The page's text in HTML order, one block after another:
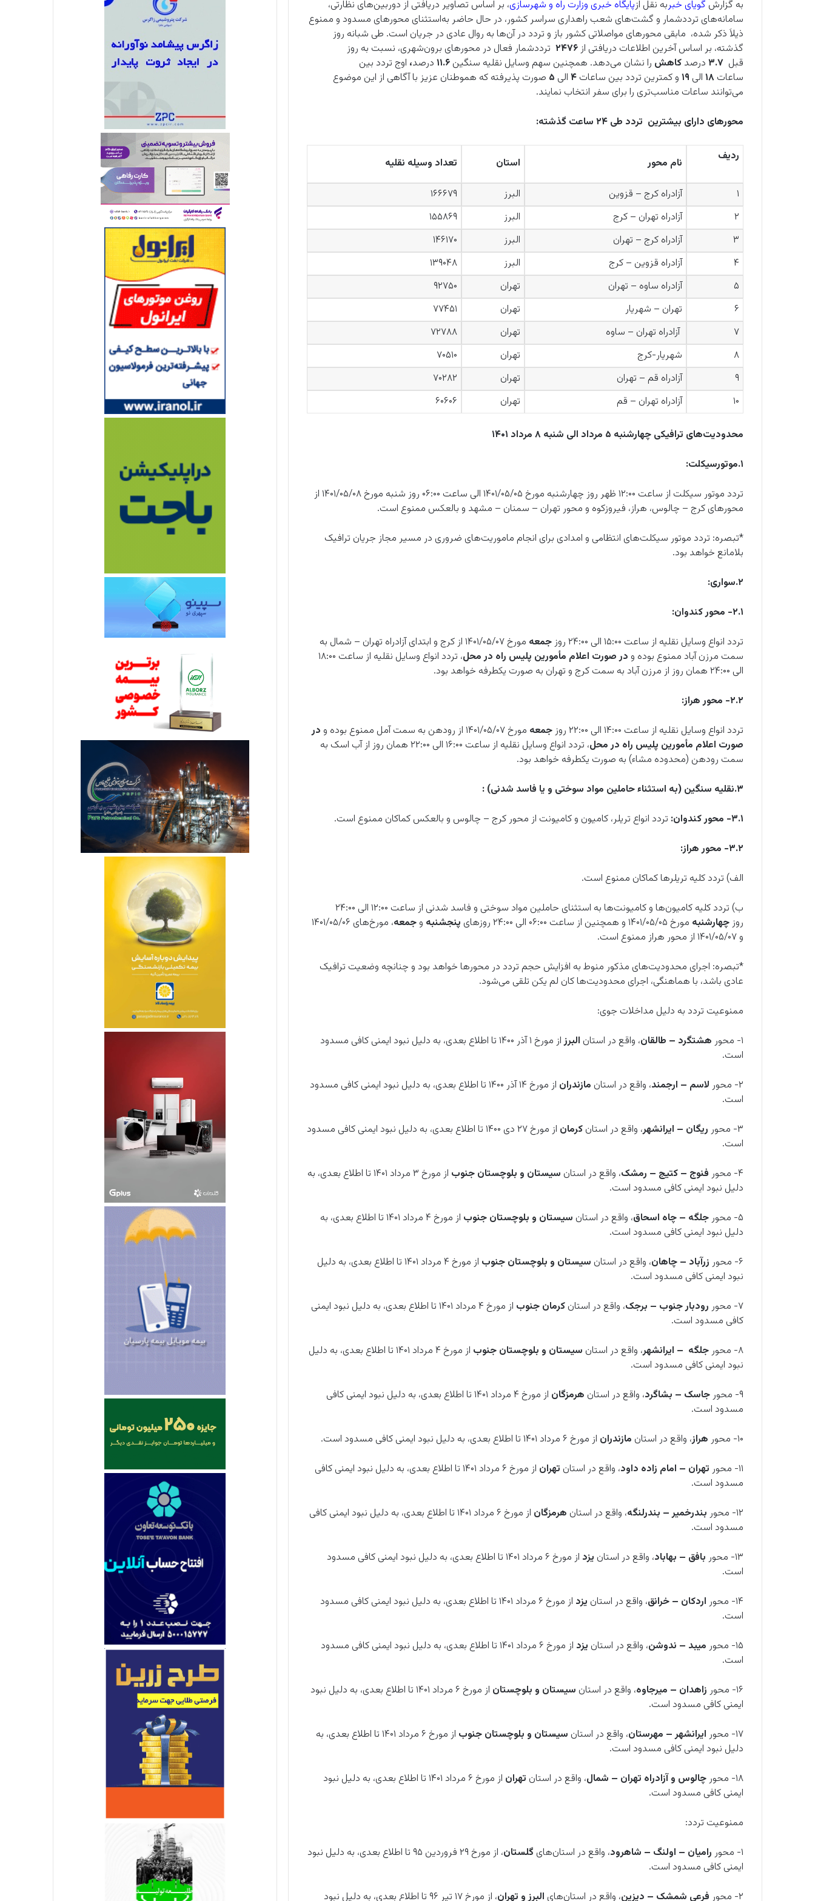
به گزارش گویای خبربه نقل ازپایگاه خبری وزارت راه و شهرسازی، بر اساس تصاویر دریافتی از دوربین‌های نظارتی،
سامانه‌های ترددشمار و گشت‌های شعب راهداری سراسر کشور، در حال حاضر به‌استثنای محورهای مسدود و ممنوع
ذیلاَ ذکر شده، ‌ مابقی محورهای مواصلاتی کشور باز و تردد در آن‌ها به روال عادی در جریان است. طی شبانه ‌روز
گذشته، بر اساس آخرین اطلاعات دریافتی از۲۴۷۶ ترددشمار فعال در محورهای برون‌شهری، نسبت به روز
قبل
درصد کاهش را نشان می‌دهد. همچنین سهم وسایل نقلیه سنگین درصد، اوج تردد بین
ساعات۱۸ الی ۱۹ و کمترین تردد بین ساعات۴ الی ۵ صورت پذیرفته که هموطنان عزیز با آگاهی از این موضوع
می‌توانند ساعات مناسب‌تری را برای سفر انتخاب نمایند.
محورهای دارای بیشترین تردد طی ۲۴ ساعت گذشته:
ردیف نام محور استان تعداد وسیله نقلیه
۱ آزادراه کرج – قزوین البرز
۱۶۶۶۷۹
۲
آزادراه تهران – کرج البرز
۱۵۵۸۶۹
۳
آزادراه کرج – تهران البرز
۱۴۶۱۷۰
۴
آزادراه قزوین – کرج البرز
۱۳۹۰۴۸
۵
آزادراه ساوه – تهران تهران
۹۲۷۵۰
۶
تهران – شهریار تهران
۷۷۴۵۱
۷
آزادراه تهران – ساوه تهران
۷۲۷۸۸
۸
شهریار-کرج تهران
۷۰۵۱۰
۹
آزادراه قم – تهران تهران
۷۰۲۸۲
۱۰
آزادراه تهران – قم تهران ۶۰۶۰۶
محدودیت‌های ترافیکی چهارشنبه ۵ مرداد الی شنبه ۸ مرداد ۱۴۰۱
۱.موتورسیکلت:
تردد موتور سیکلت از ساعت ۱۲:۰۰ ظهر روز چهارشنبه مورخ ۱۴۰۱/۰۵/۰۵ الی ساعت ۰۶:۰۰ روز شنبه مورخ ۱۴۰۱/۰۵/۰۸ از
محورهای کرج – چالوس، هراز، فیروزکوه و محور تهران – سمنان – مشهد و بالعکس ممنوع است.
*تبصره: تردد موتور سیکلت‌های انتظامی و امدادی برای انجام ماموریت‌های ضروری در مسیر مجاز جریان ترافیک
بلامانع خواهد بود.
۲.سواری:
۲.۱- محور کندوان:
تردد انواع وسایل نقلیه از ساعت ۱۵:۰۰ الی ۲۴:۰۰ روز
جمعه
مورخ ۱۴۰۱/۰۵/۰۷ از کرج و ابتدای آزادراه تهران – شمال به
سمت مرزن آباد ممنوع بوده و در صورت اعلام مأمورین پلیس راه در محل
، تردد انواع وسایل نقلیه از ساعت ۱۸:۰۰
الی ۲۴:۰۰ همان روز از مرزن آباد به سمت کرج و تهران به صورت یکطرفه خواهد بود.
۲.۲- محور هراز:
تردد انواع وسایل نقلیه از ساعت ۱۴:۰۰ الی ۲۲:۰۰ روز
جمعه مورخ ۱۴۰۱/۰۵/۰۷ از رودهن به سمت آمل ممنوع بوده و
در
صورت اعلام مأمورین پلیس راه در محل
، تردد انواع وسایل نقلیه از ساعت ۱۶:۰۰ الی ۲۲:۰۰ همان روز از آب اسک به
سمت رودهن (محدوده مشاء) به صورت یکطرفه خواهد بود.
۳.نقلیه سنگین (به استثناء حاملین مواد سوختی و یا فاسد شدنی) :
۳.۱- محور کندوان:
تردد انواع تریلر، کامیون و کامیونت از محور کرج – چالوس و بالعکس کماکان ممنوع است.
۳.۲- محور هراز:
الف) تردد کلیه تریلرها کماکان ممنوع است.
ب) تردد کلیه کامیون‌ها و کامیونت‌ها به استثنای حاملین مواد سوختی و فاسد شدنی از ساعت ۱۲:۰۰ الی ۲۴:۰۰
روزچهارشنبه مورخ ۱۴۰۱/۰۵/۰۵ و همچنین از ساعت ۰۶:۰۰ الی ۲۴:۰۰ روزهای پنجشنبه و جمعه
، مورخ‌های ۱۴۰۱/۰۵/۰۶
و ۱۴۰۱/۰۵/۰۷ از محور هراز ممنوع است.
*تبصره: اجرای محدودیت‌های مذکور منوط به افزایش حجم تردد در محورها خواهد بود و چنانچه وضعیت ترافیک
عادی باشد، با هماهنگی، اجرای محدودیت‌ها کان لم یکن تلقی می‌شود.
ممنوعیت تردد به دلیل مداخلات جوی:
۱- محور
هشتگرد – طالقان، واقع در استان البرز
از مورخ ۱ آذر ۱۴۰۰ تا اطلاع بعدی، به دلیل نبود ایمنی کافی مسدود
است.
۲- محور
لاسم – ارجمند، واقع در استان مازندران
از مورخ ۱۴ آذر ۱۴۰۰ تا اطلاع بعدی، به دلیل نبود ایمنی کافی مسدود
است.
۳- محور
ریگان – ایرانشهر، واقع در استانکرمان
از مورخ ۲۷ دی ۱۴۰۰ تا اطلاع بعدی، به دلیل نبود ایمنی کافی مسدود
است.
۴- محور
فنوج – کتیج – رمشک، واقع در استان سیستان و بلوچستان جنوب
از مورخ ۳ مرداد ۱۴۰۱ تا اطلاع بعدی، به
دلیل نبود ایمنی کافی مسدود است.
۵- محور
جلگه – چاه اسحاق، واقع در استان سیستان و بلوچستان جنوب
از مورخ ۴ مرداد ۱۴۰۱ تا اطلاع بعدی، به
دلیل نبود ایمنی کافی مسدود است.
۶- محور
زرآباد – چاهان، واقع در استان سیستان و بلوچستان جنوب
از مورخ ۴ مرداد ۱۴۰۱ تا اطلاع بعدی، به دلیل
نبود ایمنی کافی مسدود است.
۷- محور
رودبار جنوب – برجک، واقع در استانکرمان جنوب
از مورخ ۴ مرداد ۱۴۰۱ تا اطلاع بعدی، به دلیل نبود ایمنی
کافی مسدود است.
۸- محور
جلگه – ایرانشهر، واقع در استان سیستان و بلوچستان جنوب
از مورخ ۴ مرداد ۱۴۰۱ تا اطلاع بعدی، به دلیل
نبود ایمنی کافی مسدود است.
۹- محور
جاسک – بشاگرد، واقع در استان هرمزگان
از مورخ ۴ مرداد ۱۴۰۱ تا اطلاع بعدی، به دلیل نبود ایمنی کافی
مسدود است.
۱۰- محور
هراز، واقع در استان مازندران از مورخ ۶ مرداد ۱۴۰۱ تا اطلاع بعدی، به دلیل نبود ایمنی کافی مسدود است.
۱۱- محور
تهران – امام زاده داود، واقع در استان تهران
از مورخ ۶ مرداد ۱۴۰۱ تا اطلاع بعدی، به دلیل نبود ایمنی کافی
مسدود است.
۱۲- محور
بندرخمیر – بندرلنگه، واقع در استان هرمزگان
از مورخ ۶ مرداد ۱۴۰۱ تا اطلاع بعدی، به دلیل نبود ایمنی کافی
مسدود است.
۱۳- محور
بافق – بهاباد، واقع در استان یزد
از مورخ ۶ مرداد ۱۴۰۱ تا اطلاع بعدی، به دلیل نبود ایمنی کافی مسدود
است.
۱۴- محور
اردکان – خرانق، واقع در استان یزد
از مورخ ۶ مرداد ۱۴۰۱ تا اطلاع بعدی، به دلیل نبود ایمنی کافی مسدود
است.
۱۵- محور
میبد – ندوشن، واقع در استان یزد
از مورخ ۶ مرداد ۱۴۰۱ تا اطلاع بعدی، به دلیل نبود ایمنی کافی مسدود
است.
۱۶- محور
زاهدان – میرجاوه، واقع در استان سیستان و بلوچستان
از مورخ ۶ مرداد ۱۴۰۱ تا اطلاع بعدی، به دلیل نبود
ایمنی کافی مسدود است.
۱۷- محور
ایرانشهر – مهرستان، واقع در استان سیستان و بلوچستان جنوب
از مورخ ۶ مرداد ۱۴۰۱ تا اطلاع بعدی، به
دلیل نبود ایمنی کافی مسدود است.
۱۸- محور
چالوس و آزادراه تهران – شمال، واقع در استان تهران
از مورخ ۶ مرداد ۱۴۰۱ تا اطلاع بعدی، به دلیل نبود
ایمنی کافی مسدود است.
ممنوعیت تردد:
۱- محور
رامیان – اولنگ – شاهرود، واقع در استان‌های گلستان
، از مورخ ۲۹ فروردین ۹۵ تا اطلاع بعدی، به دلیل نبود
ایمنی کافی مسدود است.
۲- محور
فرعی شمشک – دیزین، واقع در استان‌های البرز و تهران ، از مورخ ۱۷ تیر ۹۶ تا اطلاع بعدی، به دلیل نبود